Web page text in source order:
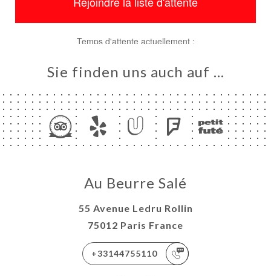
Sie finden uns auch auf …
Au Beurre Salé
55 Avenue Ledru Rollin
75012 Paris France
+33144755110